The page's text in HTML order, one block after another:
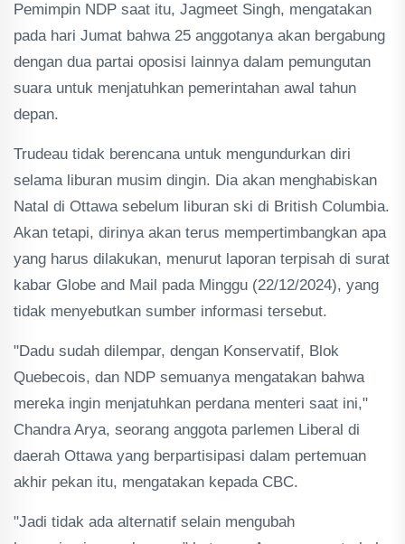
Pemimpin NDP saat itu, Jagmeet Singh, mengatakan
pada hari Jumat bahwa 25 anggotanya akan bergabung
dengan dua partai oposisi lainnya dalam pemungutan
suara untuk menjatuhkan pemerintahan awal tahun
depan.
Trudeau tidak berencana untuk mengundurkan diri
selama liburan musim dingin. Dia akan menghabiskan
Natal di Ottawa sebelum liburan ski di British Columbia.
Akan tetapi, dirinya akan terus mempertimbangkan apa
yang harus dilakukan, menurut laporan terpisah di surat
kabar Globe and Mail pada Minggu (22/12/2024), yang
tidak menyebutkan sumber informasi tersebut.
"Dadu sudah dilempar, dengan Konservatif, Blok
Quebecois, dan NDP semuanya mengatakan bahwa
mereka ingin menjatuhkan perdana menteri saat ini,"
Chandra Arya, seorang anggota parlemen Liberal di
daerah Ottawa yang berpartisipasi dalam pertemuan
akhir pekan itu, mengatakan kepada CBC.
"Jadi tidak ada alternatif selain mengubah